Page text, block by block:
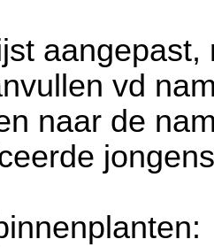
vd
naar de